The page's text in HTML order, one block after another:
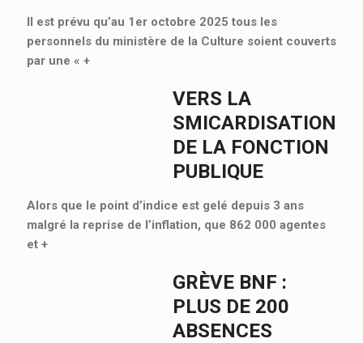
Il est prévu qu’au 1er octobre 2025 tous les
personnels du ministère de la Culture soient couverts
par une « +
VERS LA
SMICARDISATION
DE LA FONCTION
PUBLIQUE
Alors que le point d’indice est gelé depuis 3 ans
malgré la reprise de l’inflation, que 862 000 agentes
et +
GRÈVE BNF :
PLUS DE 200
ABSENCES